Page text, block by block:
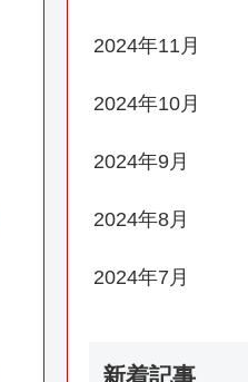
2024年11月
2024年10月
2024年9月
2024年8月
2024年7月
新着記事